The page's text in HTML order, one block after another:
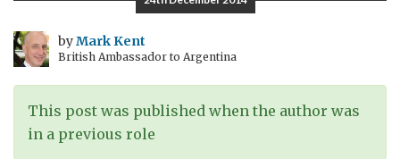
CoST
–
สุนทรพจน์
ใน
งาน
byMark Kent
British Ambassador to Argentina
This post was published when the author was
in a previous role